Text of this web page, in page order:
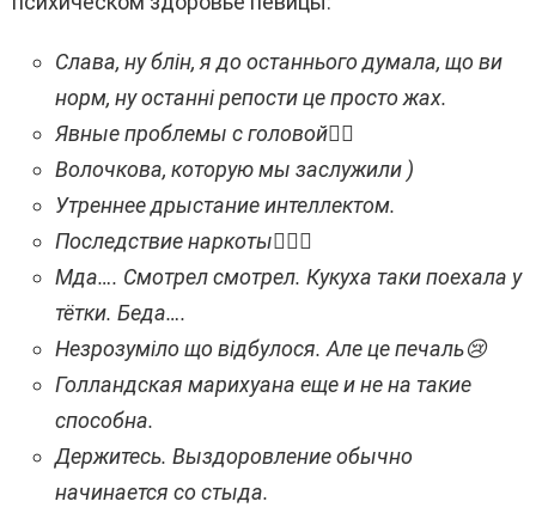
Слава, ну блін, я до останнього думала, що ви
норм, ну останні репости це просто жах.
Явные проблемы с головой🤦‍♀️
Волочкова, которую мы заслужили )
Утреннее дрыстание интеллектом.
Последствие наркоты🤦🏼‍♀️
Мда…. Смотрел смотрел. Кукуха таки поехала у
тётки. Беда….
Незрозуміло що відбулося. Але це печаль😢
Голландская марихуана еще и не на такие
способна.
Держитесь. Выздоровление обычно
начинается со стыда.